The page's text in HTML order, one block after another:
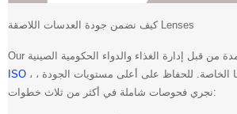
كيف نضمن جودة العدسات اللاصقة Lenses
ISO ، ونحن نحمل براءة اختراعنا الخاصة. للحفاظ على أعلى مستويات الجودة ،
نجري فحوصات شاملة في أكثر من ثلاث خطوات: